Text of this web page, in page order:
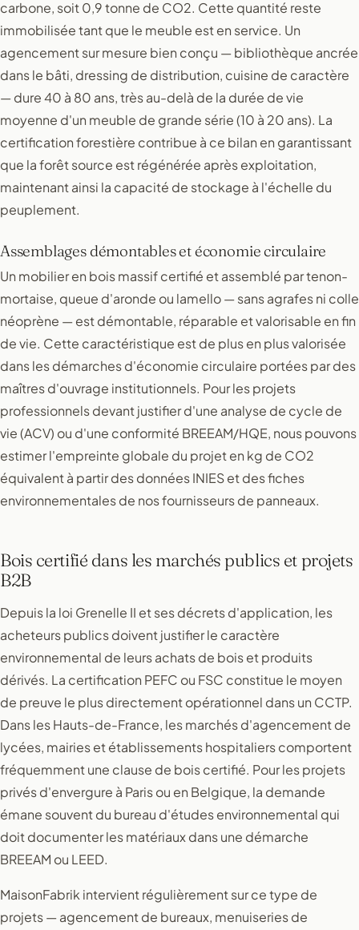
carbone, soit 0,9 tonne de CO2. Cette quantité reste
immobilisée tant que le meuble est en service. Un
agencement sur mesure bien conçu — bibliothèque ancrée
dans le bâti, dressing de distribution, cuisine de caractère
— dure 40 à 80 ans, très au-delà de la durée de vie
moyenne d'un meuble de grande série (10 à 20 ans). La
certification forestière contribue à ce bilan en garantissant
que la forêt source est régénérée après exploitation,
maintenant ainsi la capacité de stockage à l'échelle du
peuplement.
Assemblages démontables et économie circulaire
Un mobilier en bois massif certifié et assemblé par tenon-
mortaise, queue d'aronde ou lamello — sans agrafes ni colle
néoprène — est démontable, réparable et valorisable en fin
de vie. Cette caractéristique est de plus en plus valorisée
dans les démarches d'économie circulaire portées par des
maîtres d'ouvrage institutionnels. Pour les projets
professionnels devant justifier d'une analyse de cycle de
vie (ACV) ou d'une conformité BREEAM/HQE, nous pouvons
estimer l'empreinte globale du projet en kg de CO2
équivalent à partir des données INIES et des fiches
environnementales de nos fournisseurs de panneaux.
Bois certifié dans les marchés publics et projets
B2B
Depuis la loi Grenelle II et ses décrets d'application, les
acheteurs publics doivent justifier le caractère
environnemental de leurs achats de bois et produits
dérivés. La certification PEFC ou FSC constitue le moyen
de preuve le plus directement opérationnel dans un CCTP.
Dans les Hauts-de-France, les marchés d'agencement de
lycées, mairies et établissements hospitaliers comportent
fréquemment une clause de bois certifié. Pour les projets
privés d'envergure à Paris ou en Belgique, la demande
émane souvent du bureau d'études environnemental qui
doit documenter les matériaux dans une démarche
BREEAM ou LEED.
MaisonFabrik intervient régulièrement sur ce type de
projets — agencement de bureaux, menuiseries de